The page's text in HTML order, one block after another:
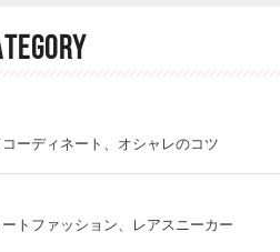
ーディネート、オシャレのコツ
トファッション、レアスニーカー